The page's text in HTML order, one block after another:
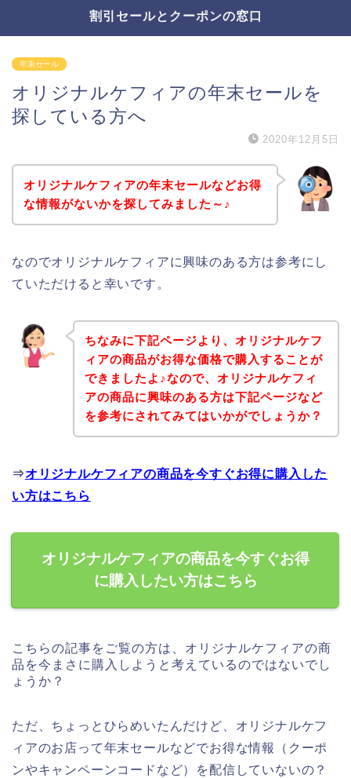
割引セールとクーポンの窓口
年末セール
オリジナルケフィアの年末セールを
探している方へ
2020年12月5日
オリジナルケフィアの年末セールなどお得
な情報がないかを探してみました～♪
なのでオリジナルケフィアに興味のある方は参考にし
ていただけると幸いです。
ちなみに下記ページより、オリジナルケフ
ィアの商品がお得な価格で購入することが
できましたよ♪なので、オリジナルケフィ
アの商品に興味のある方は下記ページなど
を参考にされてみてはいかがでしょうか？
⇒オリジナルケフィアの商品を今すぐお得に購入した
い方はこちら
オリジナルケフィアの商品を今すぐお得
に購入したい方はこちら
こちらの記事をご覧の方は、オリジナルケフィアの商
品を今まさに購入しようと考えているのではないでし
ょうか？
ただ、ちょっとひらめいたんだけど、オリジナルケフ
ィアのお店って年末セールなどでお得な情報（クーポ
ンやキャンペーンコードなど）を配信していないの？